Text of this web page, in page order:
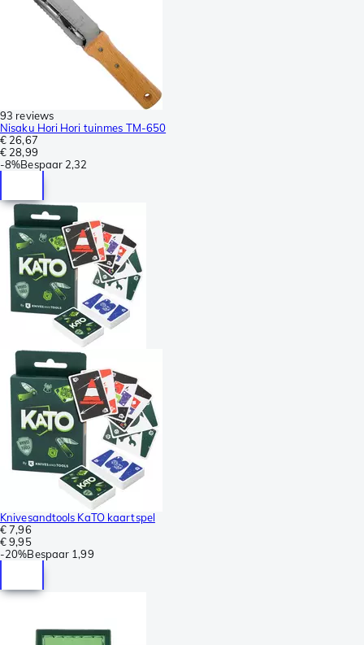
93 reviews
Nisaku Hori Hori tuinmes TM-650
€ 26,67
€ 28,99
-8%Bespaar 2,32
Knivesandtools KaTO kaartspel
€ 7,96
€ 9,95
-20%Bespaar 1,99